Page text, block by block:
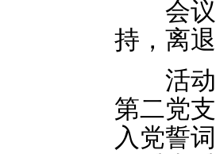
会议
持，离
活动
第二党
入党誓